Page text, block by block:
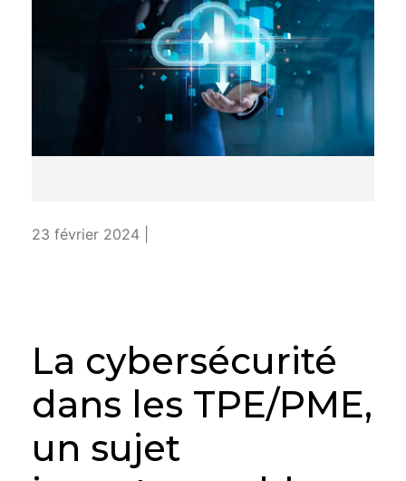
23 février 2024 |
La cybersécurité
dans les TPE/PME,
un sujet